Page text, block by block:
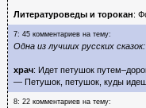
Литературоведы и торокан:
7: 45 комментариев на тему:
Одна из лучших русских
храч: Идет петушок
— Петушок, петушок, куды
8: 22 комментариев на тему: